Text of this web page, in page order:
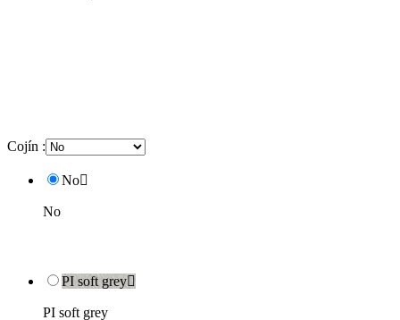
Cojín :
No
No
PI soft grey
PI soft grey